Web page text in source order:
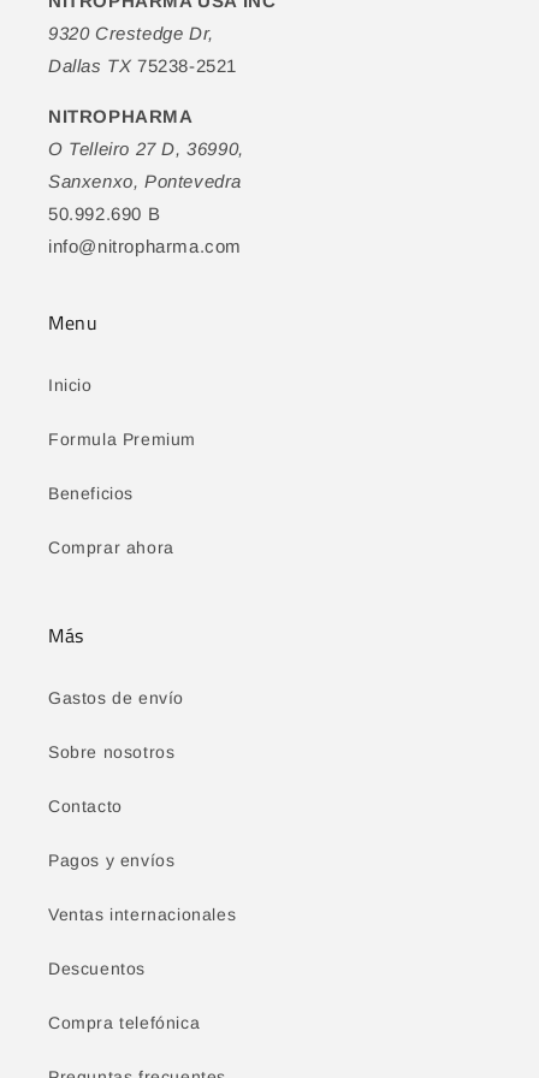
9320 Crestedge Dr,
Dallas TX 75238-2521
NITROPHARMA
O Telleiro 27 D, 36990,
Sanxenxo, Pontevedra
50.992.690 B
info@nitropharma.com
Menu
Inicio
Formula Premium
Beneficios
Comprar ahora
Más
Gastos de envío
Sobre nosotros
Contacto
Pagos y envíos
Ventas internacionales
Descuentos
Compra telefónica